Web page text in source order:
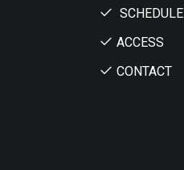
SCHEDULE
ACCESS
CONTACT